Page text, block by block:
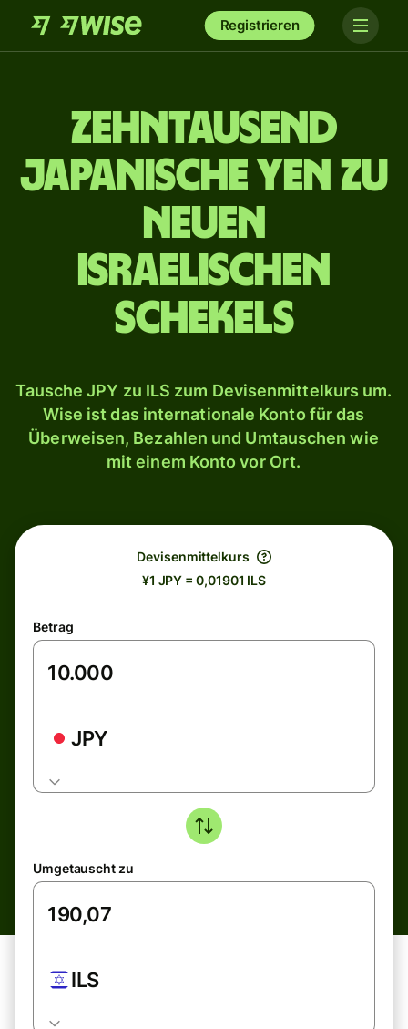
Registrieren
zehn­tausend
japanische Yen zu
neuen
israelischen
Schekels
Tausche JPY zu ILS zum Devisenmittelkurs um.
Wise ist das internationale Konto für das
Überweisen, Bezahlen und Umtauschen wie
mit einem Konto vor Ort.
Devisenmittelkurs
¥1 JPY = 0,01901 ILS
Betrag
JPY
Umgetauscht zu
ILS